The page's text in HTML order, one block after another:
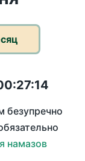
безупречно
намазов